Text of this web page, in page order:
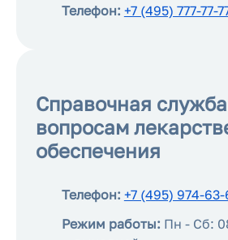
Телефон: +7 (495) 777-77-
Справочная
вопросам
обеспечения
Телефон: +7 (495) 974-63-
Режим работы: Пн - Сб: